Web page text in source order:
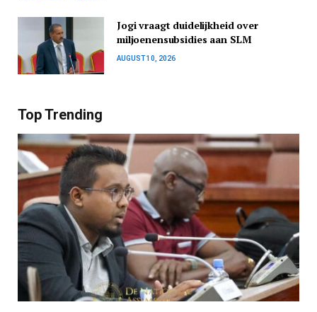
Jogi vraagt duidelijkheid over
miljoenensubsidies aan SLM
AUGUST 10, 2026
Top Trending